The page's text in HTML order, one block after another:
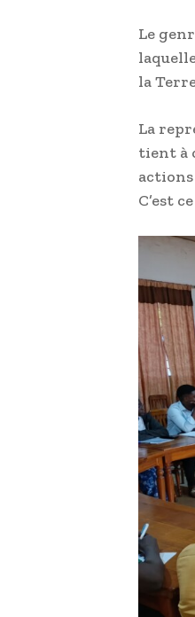
Le
la
La
tient à
C’est